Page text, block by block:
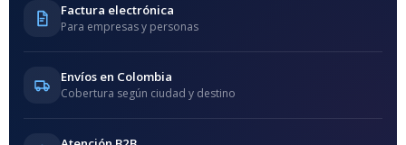
Factura electrónica
Para empresas y personas
Envíos en Colombia
Cobertura según ciudad y destino